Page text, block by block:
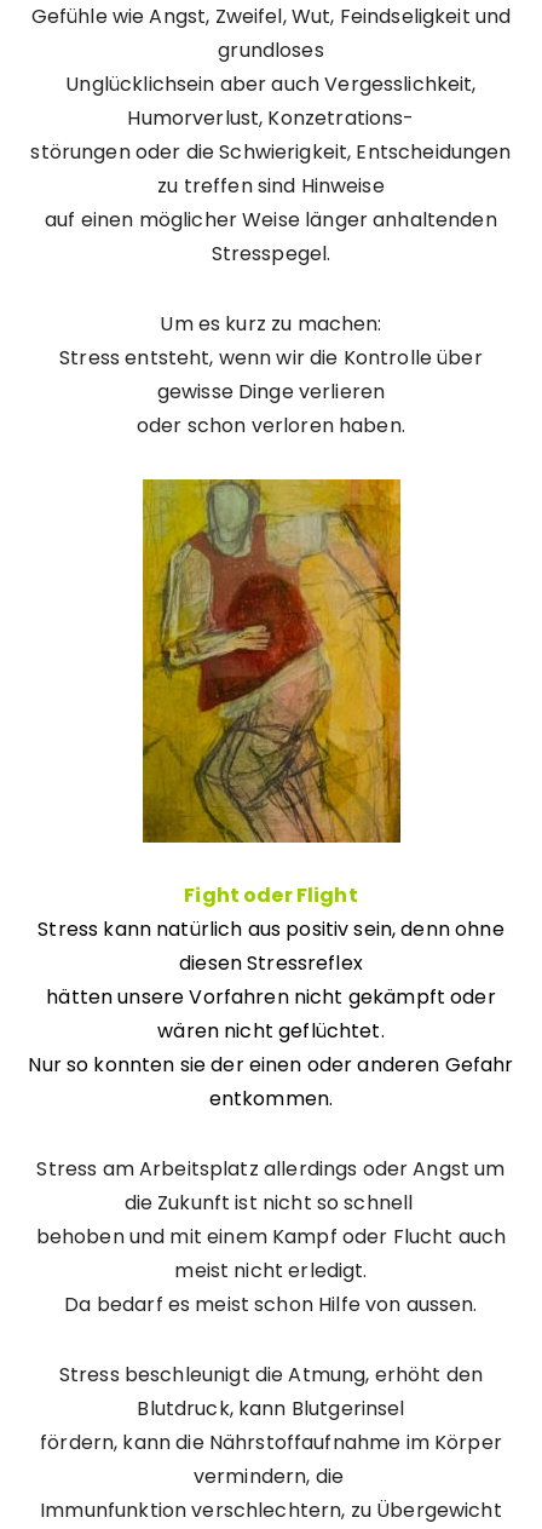
Gefühle wie Angst, Zweifel, Wut, Feindseligkeit und
grundloses
Unglücklichsein aber auch Vergesslichkeit,
Humorverlust, Konzetrations-
störungen oder die Schwierigkeit, Entscheidungen
zu treffen sind Hinweise
auf einen möglicher Weise länger anhaltenden
Stresspegel.
Um es kurz zu machen:
Stress entsteht, wenn wir die Kontrolle über
gewisse Dinge verlieren
oder schon verloren haben.
Fight oder Flight
Stress kann natürlich aus positiv sein, denn ohne
diesen Stressreflex
hätten unsere Vorfahren nicht gekämpft oder
wären nicht geflüchtet.
Nur so konnten sie der einen oder anderen Gefahr
entkommen.
Stress am Arbeitsplatz allerdings oder Angst um
die Zukunft ist nicht so schnell
behoben und mit einem Kampf oder Flucht auch
meist nicht erledigt.
Da bedarf es meist schon Hilfe von aussen.
Stress beschleunigt die Atmung, erhöht den
Blutdruck, kann Blutgerinsel
fördern, kann die Nährstoffaufnahme im Körper
vermindern, die
Immunfunktion verschlechtern, zu Übergewicht